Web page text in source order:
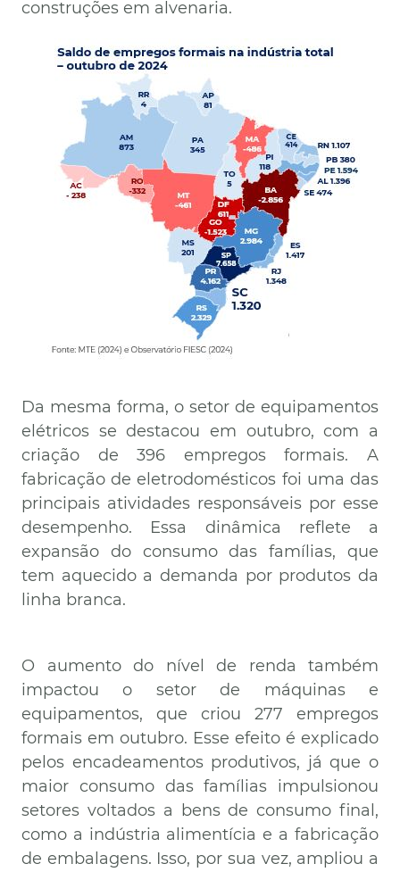
construções em alvenaria.
Imagem
Da mesma forma, o setor de equipamentos
elétricos se destacou em outubro, com a
criação de 396 empregos formais. A
fabricação de eletrodomésticos foi uma das
principais atividades responsáveis por esse
desempenho. Essa dinâmica reflete a
expansão do consumo das famílias, que
tem aquecido a demanda por produtos da
linha branca.
O aumento do nível de renda também
impactou o setor de máquinas e
equipamentos, que criou 277 empregos
formais em outubro. Esse efeito é explicado
pelos encadeamentos produtivos, já que o
maior consumo das famílias impulsionou
setores voltados a bens de consumo final,
como a indústria alimentícia e a fabricação
de embalagens. Isso, por sua vez, ampliou a